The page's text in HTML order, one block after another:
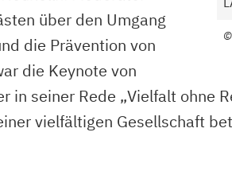
©
über den Umgang
die Prävention von
die Keynote von
in seiner Rede „Vielfalt
vielfältigen Gesellschaft